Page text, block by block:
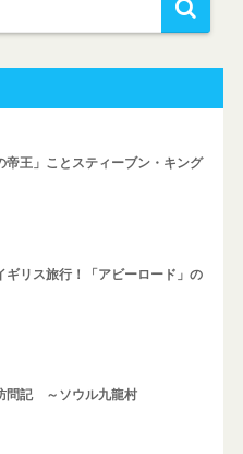
帝王」ことスティーブン・キング
ギリス旅行！「アビーロード」の
問記 ～ソウル九龍村